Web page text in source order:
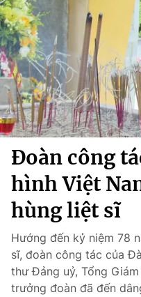
Xã hội
Pháp luật
Y tế
Thế giới
Tin tức
Thế giới đó đây
Câu chuyện quốc tế
Kinh tế
Tài chính
Thị trường
Góc doanh nghiệp
Dữ liệu và đời sống
Truyền hình
Truyền hình
Văn hóa - Giải trí
Y tế
Đời sống
Công nghệ
Giáo dục
Đoàn công
hình Việt
hùng liệt sĩ
Hướng đến kỷ niệm 78
sĩ, đoàn công tác của
thư Đảng uỷ, Tổng
trưởng đoàn đã đến